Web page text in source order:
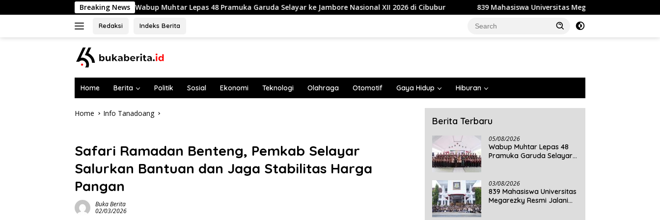
to
Breaking News
Wabup Muhtar Lepas 48 Pramuka Garuda Selayar ke Jambore Nasional XII 2026 di Cibubur 839 Mahasiswa Universitas Megarezky Resmi Jalani KKN Tematik, Siap
Redaksi Indeks Berita
Home Berita Politik Sosial Ekonomi Teknologi Olahraga Otomotif Gaya Hidup Hiburan
Home Info Tanadoang
Safari Ramadan Benteng, Pemkab Selayar
Salurkan Bantuan dan Jaga Stabilitas Harga
Pangan
Buka Berita
02/03/2026
Berita Terbaru
05/08/2026
Wabup Muhtar Lepas 48
Pramuka Garuda Selayar
03/08/2026
839 Mahasiswa Universitas
Megarezky Resmi Jalani